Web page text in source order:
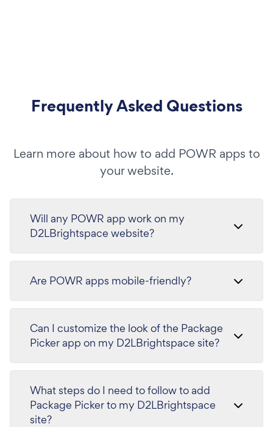
Frequently Asked Questions
Learn more about how to add POWR apps to
your website.
Will any POWR app work on my
D2LBrightspace website?
Are POWR apps mobile-friendly?
Can I customize the look of the Package
Picker app on my D2LBrightspace site?
What steps do I need to follow to add
Package Picker to my D2LBrightspace
site?